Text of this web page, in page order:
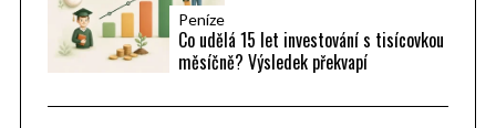
Peníze
Co udělá 15 let investování s tisícovkou
měsíčně? Výsledek překvapí